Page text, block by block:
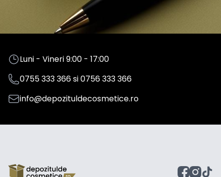
Luni - Vineri 9:00 - 17:00
0755 333 366si0756 333 366
info@depozituldecosmetice.ro